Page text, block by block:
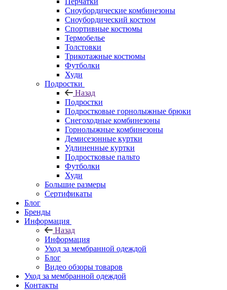
Сноубордические комбинезоны
Сноубордический костюм
Спортивные костюмы
Термобелье
Толстовки
Трикотажные костюмы
Футболки
Худи
Подростки
Назад
Подростки
Подростковые горнолыжные брюки
Снегоходные комбинезоны
Горнолыжные комбинезоны
Демисезонные куртки
Удлиненные куртки
Подростковые пальто
Футболки
Худи
Большие размеры
Сертификаты
Блог
Бренды
Информация
Назад
Информация
Уход за мембранной одеждой
Блог
Видео обзоры товаров
Уход за мембранной одеждой
Контакты